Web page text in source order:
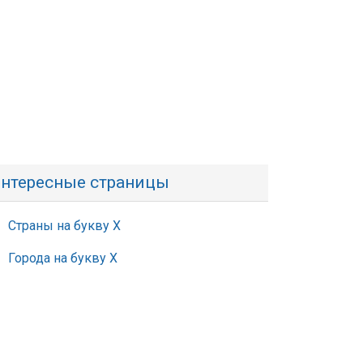
страницы
Страны на букву Х
Города на букву Х